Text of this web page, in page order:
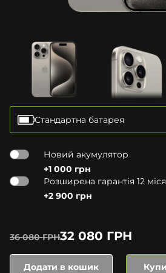
Стандартна батарея
Новий акумулятор
+1 000 грн
Розширена гарантія 12
+2 900 грн
36 080 ГРН32 080 ГРН
Додати в кошик